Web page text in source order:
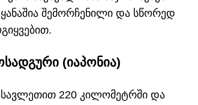
შემორჩენილი და სწორედ
(იაპონია)
220 კილომეტრში და